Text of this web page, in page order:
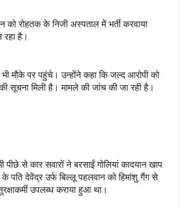
को रोहतक के निजी अस्पताल में भर्ती करवाया
है।
भी मौके पर पहुंचे। उन्होंने कहा कि जल्द आरोपी को
सूचना मिली है। मामले की जांच की जा रही है।
से कार सवारों ने बरसाईं गोलियां कादयान खाप
पति देवेंद्र उर्फ बिल्लू पहलवान को हिमांशु गैंग से
उपलब्ध कराया हुआ था।